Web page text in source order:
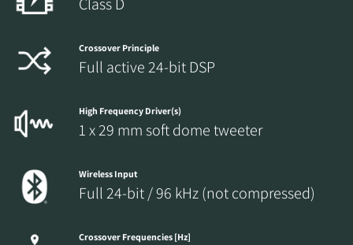
Class D
Crossover Principle
Full active 24-bit DSP
High Frequency Driver(s)
1 x 29 mm soft dome tweeter
Wireless Input
Full 24-bit / 96 kHz (not compressed)
Crossover Frequencies [Hz]